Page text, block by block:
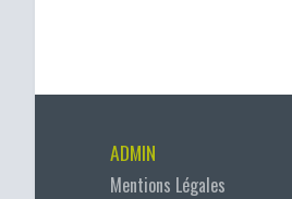
ADMIN
Mentions Légales